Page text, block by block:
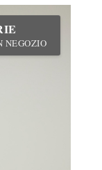
NEGOZIO